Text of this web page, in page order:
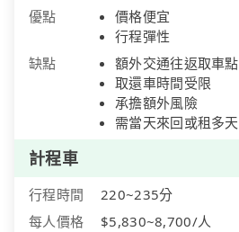
優點
價格便宜
行程彈性
缺點
額外交通往返取車點
取還車時間受限
承擔額外風險
需當天來回或租多天
計程車
行程時間
220~235分
每人價格
$5,830~8,700/人